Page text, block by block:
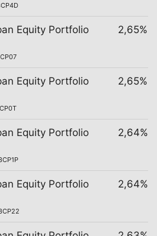
Equity Portfolio
2,65%
Equity Portfolio
2,65%
Equity Portfolio
2,64%
Equity Portfolio
2,64%